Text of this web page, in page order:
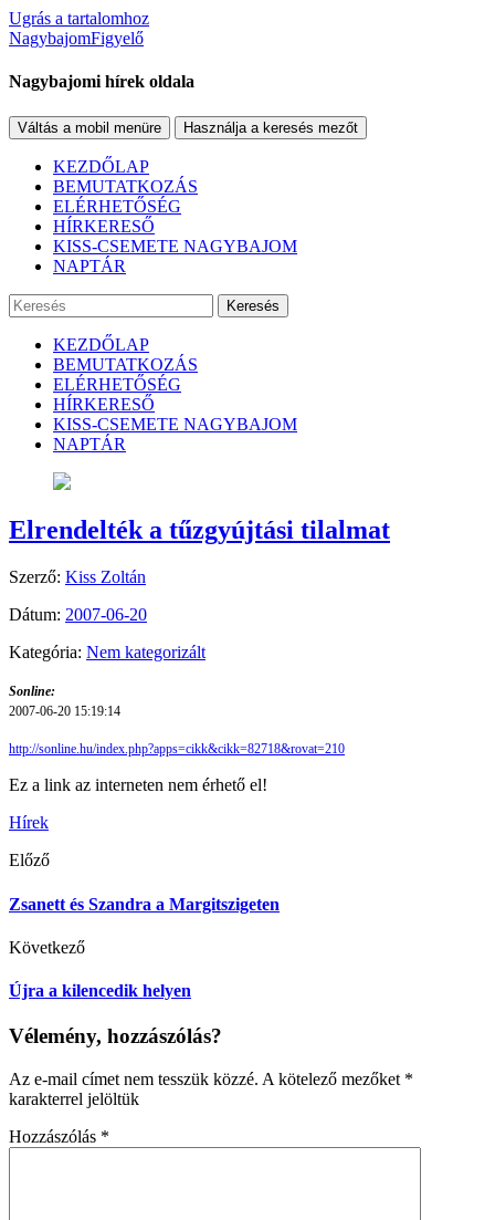
Ugrás a tartalomhoz
NagybajomFigyelő
Nagybajomi hírek oldala
Váltás a mobil menüre Használja a keresés mezőt
KEZDŐLAP
BEMUTATKOZÁS
ELÉRHETŐSÉG
HÍRKERESŐ
KISS-CSEMETE NAGYBAJOM
NAPTÁR
Keresés
KEZDŐLAP
BEMUTATKOZÁS
ELÉRHETŐSÉG
HÍRKERESŐ
KISS-CSEMETE NAGYBAJOM
NAPTÁR
Elrendelték a tűzgyújtási tilalmat
Szerző: Kiss Zoltán
Dátum: 2007-06-20
Kategória: Nem kategorizált
Sonline:
2007-06-20 15:19:14
http://sonline.hu/index.php?apps=cikk&cikk=82718&rovat=210
Ez a link az interneten nem érhető el!
Hírek
Előző
Zsanett és Szandra a Margitszigeten
Következő
Újra a kilencedik helyen
Vélemény, hozzászólás?
Az e-mail címet nem tesszük közzé. A kötelező mezőket *
karakterrel jelöltük
Hozzászólás *